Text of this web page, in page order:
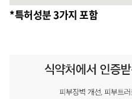
*특허성분 3가지 포함